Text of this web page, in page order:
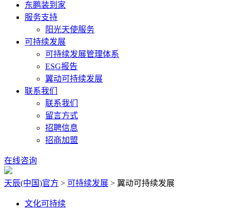
东鹏装到家
服务支持
阳光天使服务
可持续发展
可持续发展管理体系
ESG报告
翼动可持续发展
联系我们
联系我们
留言方式
招聘信息
招商加盟
在线咨询
天辰(中国)官方 > 可持续发展 > 翼动可持续发展
文化可持续